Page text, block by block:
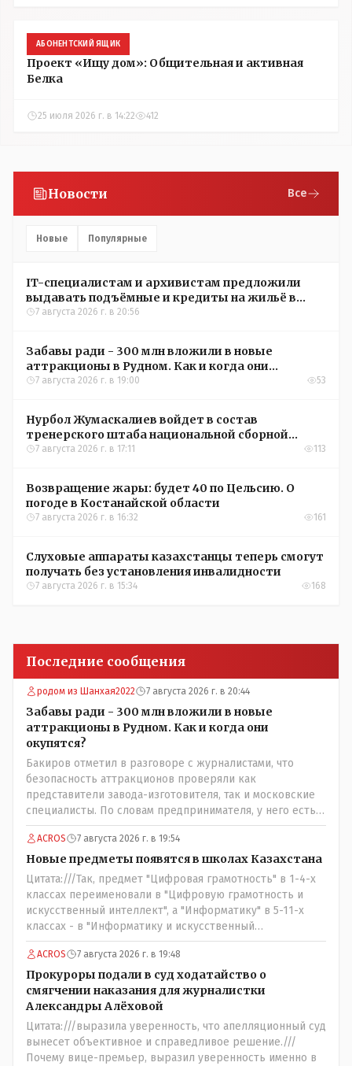
АБОНЕНТСКИЙ ЯЩИК
Проект «Ищу дом»: Общительная и активная
Белка
25 июля 2026 г. в 14:22 412
Новости Все
Новые Популярные
IT-специалистам и архивистам предложили
выдавать подъёмные и кредиты на жильё в
сёлах Казахстана
7 августа 2026 г. в 20:56
Забавы ради - 300 млн вложили в новые
аттракционы в Рудном. Как и когда они
окупятся?
7 августа 2026 г. в 19:00 53
Нурбол Жумаскалиев войдет в состав
тренерского штаба национальной сборной
Казахстана по футболу
7 августа 2026 г. в 17:11 113
Возвращение жары: будет 40 по Цельсию. О
погоде в Костанайской области
7 августа 2026 г. в 16:32 161
Слуховые аппараты казахстанцы теперь смогут
получать без установления инвалидности
7 августа 2026 г. в 15:34 168
Последние сообщения
родом из Шанхая2022 7 августа 2026 г. в 20:44
Забавы ради - 300 млн вложили в новые
аттракционы в Рудном. Как и когда они
окупятся?
Бакиров отметил в разговоре с журналистами, что
безопасность аттракционов проверяли как
представители завода-изготовителя, так и московские
специалисты. По словам предпринимателя, у него есть
сертификат, что аттракционы соответствуют
стандартам Евразийского экономического сообщества.
......сертификат это как у авто тех. паспорт,из этого
следует что каждый год перед тем как открыть сезон
атракционов следует пригласить специалистов чтобы
они проверили тех. состояние аттракционов чтоб никто
не покалечился и заверили всё это печатями и
подписями обычно это так следует и аким должен взять
под личный контроль за соблюдение Т.Б. ........у коммуняк
за это отвечал тех. надзор.....а да насчёт брущатки будем
надеяться что она к весне не провалится и не
поползёт....
ACROS 7 августа 2026 г. в 19:54
Новые предметы появятся в школах Казахстана
Цитата:///Так, предмет "Цифровая грамотность" в 1-4-х
классах переименовали в "Цифровую грамотность и
искусственный интеллект", а "Информатику" в 5-11-х
классах - в "Информатику и искусственный
интеллект"./// Заголовок статьи: ..///.Новые предметы
появятся в школах Казахстана.../// А, в самой статье
написано, что: "...переименовали...//" - где правильно ???
И они эти НОВЫЕ предметы действительно - появились
или же их банально ПЕРЕИМЕНОВАЛИ и завтра обьявят
это очередной и бесконечно длящей на протяжении вот
уже более ТРИДЦАТИ лет: - новой школьной
РЕФОРМОЙ.
ACROS 7 августа 2026 г. в 19:48
Прокуроры подали в суд ходатайство о
смягчении наказания для журналистки
Александры Алёховой
Цитата:///выразила уверенность, что апелляционный суд
вынесет объективное и справедливое решение.///
Почему вице-премьер, выразил уверенность именно в